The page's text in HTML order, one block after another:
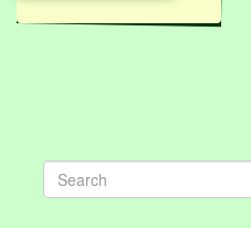
Search